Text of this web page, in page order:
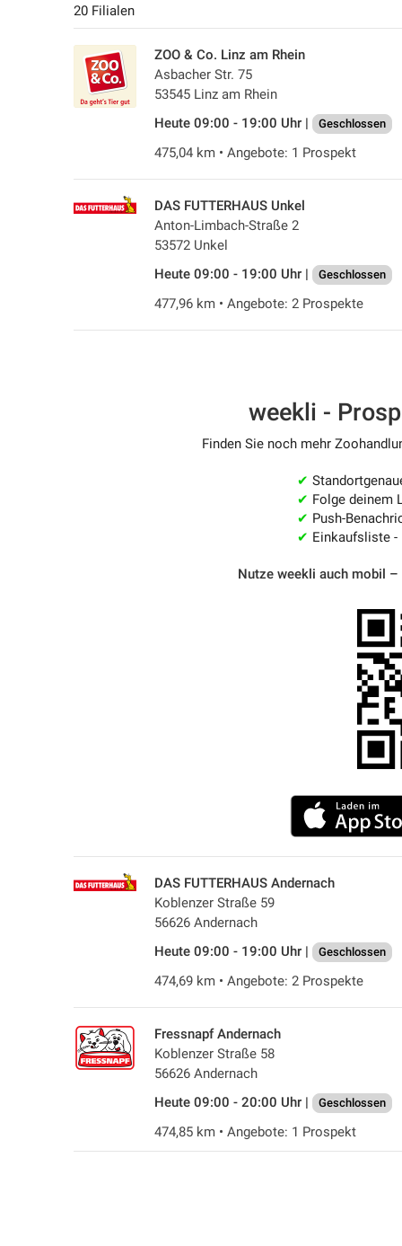
20 Filialen
ZOO & Co. Linz am Rhein
Asbacher Str. 75
53545 Linz am Rhein
Heute 09:00 - 19:00 Uhr |
Geschlossen
475,04 km • Angebote: 1 Prospekt
DAS FUTTERHAUS Unkel
Anton-Limbach-Straße 2
53572 Unkel
Heute 09:00 - 19:00 Uhr |
Geschlossen
477,96 km • Angebote: 2 Prospekte
weekli -
Finden Sie noch mehr
✔
✔ Folge deinem
✔ Push-
✔ Einkaufsliste -
Nutze weekli auch mobil –
DAS FUTTERHAUS Andernach
Koblenzer Straße 59
56626 Andernach
Heute 09:00 - 19:00 Uhr |
Geschlossen
474,69 km • Angebote: 2 Prospekte
Fressnapf Andernach
Koblenzer Straße 58
56626 Andernach
Heute 09:00 - 20:00 Uhr |
Geschlossen
474,85 km • Angebote: 1 Prospekt